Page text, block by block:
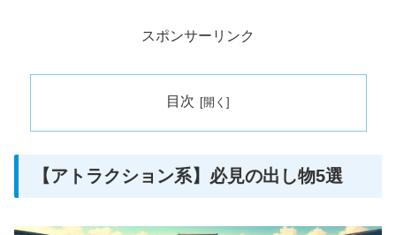
スポンサーリンク
目次
【アトラクション系】必見の出し物5選